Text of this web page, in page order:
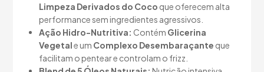
Limpeza Derivados do Coco que oferecem alta
performance sem ingredientes agressivos.
Ação Hidro-Nutritiva: Contém Glicerina
Vegetale um Complexo Desembaraçante que
facilitam o pentear e controlam o frizz.